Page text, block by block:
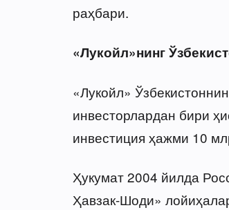
раҳбари.
«Лукойл»нинг
«Лукойл»
инвесторлардан бири
инвестиция ҳажми 10
Ҳукумат 2004 йилда
Ҳавзак-Шоди»